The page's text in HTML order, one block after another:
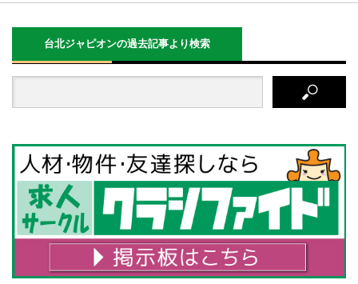
台北ジャピオンの過去記事より検索